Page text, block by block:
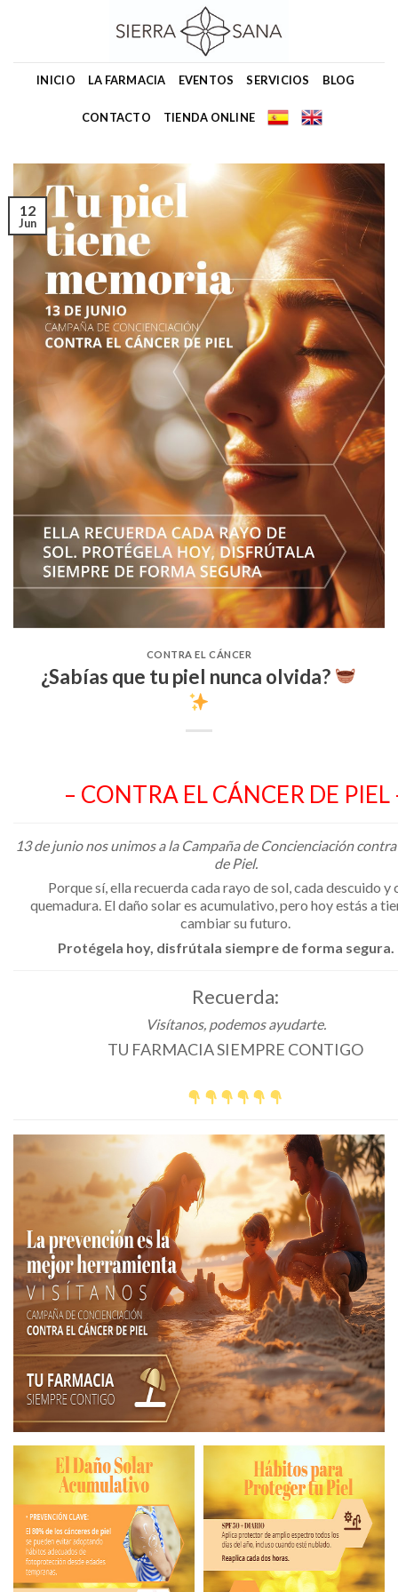
INICIO LA FARMACIA EVENTOS SERVICIOS BLOG
CONTACTO TIENDA ONLINE
12
Jun
CONTRA EL CÁNCER
¿Sabías que tu piel nunca olvida?
– CONTRA EL CÁNCER DE PIEL
13 de junio nos unimos a la Campaña de Concienciación
de Piel.
Porque sí, ella recuerda cada rayo de sol, cada descuido y
quemadura. El daño solar es acumulativo, pero hoy estás a
cambiar su futuro.
Protégela hoy, disfrútala siempre de forma segura.
Recuerda:
Visítanos, podemos ayudarte.
TU FARMACIA SIEMPRE CONTIGO